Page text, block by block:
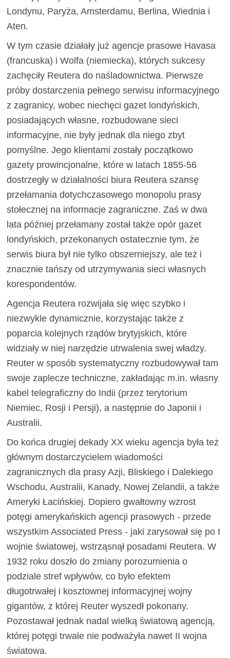
Londynu, Paryża, Amsterdamu, Berlina, Wiednia i
Aten.
W tym czasie działały już agencje prasowe Havasa
(francuska) i Wolfa (niemiecka), których sukcesy
zachęciły Reutera do naśladownictwa. Pierwsze
próby dostarczenia pełnego serwisu informacyjnego
z zagranicy, wobec niechęci gazet londyńskich,
posiadających własne, rozbudowane sieci
informacyjne, nie były jednak dla niego zbyt
pomyślne. Jego klientami zostały początkowo
gazety prowincjonalne, które w latach 1855-56
dostrzegły w działalności biura Reutera szansę
przełamania dotychczasowego monopolu prasy
stołecznej na informacje zagraniczne. Zaś w dwa
lata później przełamany został także opór gazet
londyńskich, przekonanych ostatecznie tym, że
serwis biura był nie tylko obszerniejszy, ale też i
znacznie tańszy od utrzymywania sieci własnych
korespondentów.
Agencja Reutera rozwijała się więc szybko i
niezwykle dynamicznie, korzystając także z
poparcia kolejnych rządów brytyjskich, które
widziały w niej narzędzie utrwalenia swej władzy.
Reuter w sposób systematyczny rozbudowywał tam
swoje zaplecze techniczne, zakładając m.in. własny
kabel telegraficzny do Indii (przez terytorium
Niemiec, Rosji i Persji), a następnie do Japonii i
Australii.
Do końca drugiej dekady XX wieku agencja była też
głównym dostarczycielem wiadomości
zagranicznych dla prasy Azji, Bliskiego i Dalekiego
Wschodu, Australii, Kanady, Nowej Zelandii, a także
Ameryki Łacińskiej. Dopiero gwałtowny wzrost
potęgi amerykańskich agencji prasowych - przede
wszystkim Associated Press - jaki zarysował się po I
wojnie światowej, wstrząsnął posadami Reutera. W
1932 roku doszło do zmiany porozumienia o
podziale stref wpływów, co było efektem
długotrwałej i kosztownej informacyjnej wojny
gigantów, z której Reuter wyszedł pokonany.
Pozostawał jednak nadal wielką światową agencją,
której potęgi trwale nie podważyła nawet II wojna
światowa.